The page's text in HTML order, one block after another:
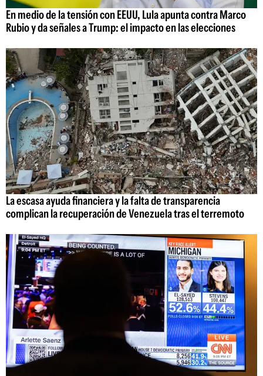
En medio de la tensión con EEUU, Lula apunta contra Marco
Rubio y da señales a Trump: el impacto en las elecciones
La escasa ayuda financiera y la falta de transparencia
complican la recuperación de Venezuela tras el terremoto